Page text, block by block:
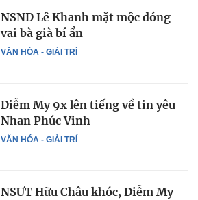
VĂN HÓA - GIẢI TRÍ
NSND Lê Khanh mặt mộc đóng
vai bà già bí ẩn
VĂN HÓA - GIẢI TRÍ
Diễm My 9x lên tiếng về tin yêu
Nhan Phúc Vinh
NSƯT Hữu Châu khóc, Diễm My